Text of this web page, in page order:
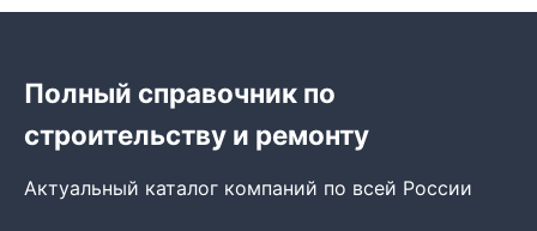
Полный справочник по
строительству и ремонту
Актуальный каталог компаний по всей России